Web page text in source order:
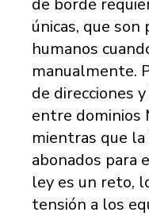
únicas, que
humanos
manualmente.
de direcciones
entre dominios
mientras que
abonados para
ley es un reto,
tensión a los